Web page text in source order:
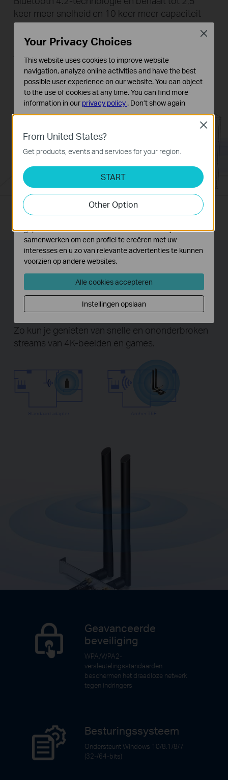
keer meer snelheid en 10 keer meer capaciteit
dan met Bluetooth 4.0. Hiermee rust je pc's
zonder Bluetooth uit met Bluetooth. Sluit gewoon
je Bluetooth-apparaten aan op je computer.
Krachtige antennes voor een
breder bereik
Twee krachtige signaalversterkende high-gain
Zo kun je genieten van snelle en ononderbroken
streams van 4K-beelden en games.
Geavanceerde
beveiliging
WPA/WPA2-
versleutelingsstandaarden
beschermen het draadloze netwerk
tegen indringers
Besturingssysteem
Ondersteunt Windows 10/8.1/8/7
(32-/64-bits)
From United States?
Get products, events and services for your region.
START
Other Option
Close
Your Privacy Choices
This website uses cookies to improve website
navigation, analyze online activities and have the best
possible user experience on our website. You can object
to the use of cookies at any time. You can find more
information in our privacy policy . Don’t show again
Deze cookies zijn noodzakelijk voor de werking van de
website en kunnen niet worden uitgeschakeld.
Cookies voor analyse geven ons de mogelijkheid uw
activiteiten op onze website te volgen en zo de
functionaliteit van de website aan te passen en te
verbeteren.
Marketing cookies kunnen op onze website worden
geplaatst door externe adverteerders waar wij mee
samenwerken om een profiel te creëren met uw
interesses en u zo van relevante advertenties te kunnen
voorzien op andere websites.
Alle cookies accepteren
Instellingen opslaan
Close